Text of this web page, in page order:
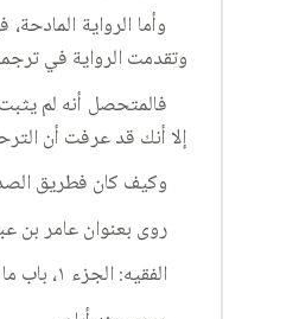
وأما الرواية
وتقدمت الرواية في
فالمتحصل أنه لم
إلا أنك قد عرفت أن
وكيف كان فطريق
روى بعنوان عامر بن
الفقيه: الجزء ١، باب ما يقول الرجل إذا أوى إلى فراشه، الحديث ١٣٥٩، والتهذيب: الجزء ٢، باب تفصيل ما تقدم ذكره في الصلاة، الحديث ٦٩٨.